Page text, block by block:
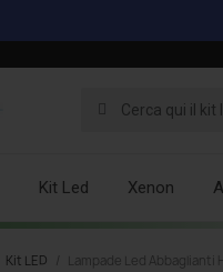
Kit Led Xenon
Kit LED Lampade Led Abbaglianti